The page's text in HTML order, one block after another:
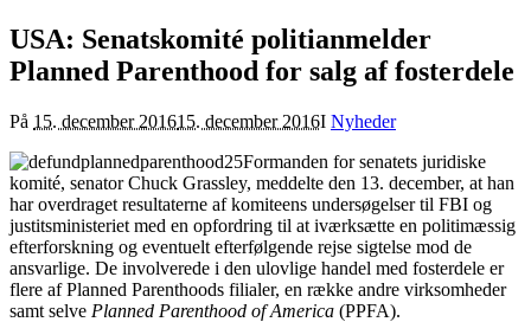
USA: Senatskomité politianmelder
Planned Parenthood for salg af fosterdele
På 15. december 201615. december 2016I Nyheder
Formanden for senatets juridiske
komité, senator Chuck Grassley, meddelte den 13. december, at han
har overdraget resultaterne af komiteens undersøgelser til FBI og
justitsministeriet med en opfordring til at iværksætte en politimæssig
efterforskning og eventuelt efterfølgende rejse sigtelse mod de
ansvarlige. De involverede i den ulovlige handel med fosterdele er
flere af Planned Parenthoods filialer, en række andre virksomheder
samt selve Planned Parenthood of America (PPFA).